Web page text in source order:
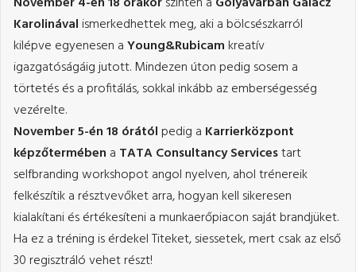
Karolinávalismerkedhettek meg, aki a bölcsészkarról
kilépve egyenesen aYoung&Rubicamkreatív
igazgatóságáig jutott. Mindezen úton pedig sosem a
törtetés és a profitálás, sokkal inkább az emberségesség
vezérelte.
November 5-én 18 órátólpedig a Karrierközpont
képzőtermében a TATA Consultancy Servicestart
selfbranding workshopot angol nyelven, ahol trénereik
felkészítik a résztvevőket arra, hogyan kell sikeresen
kialakítani és értékesíteni a munkaerőpiacon saját brandjüket.
Ha ez a tréning is érdekel Titeket, siessetek, mert csak az első
30 regisztráló vehet részt!